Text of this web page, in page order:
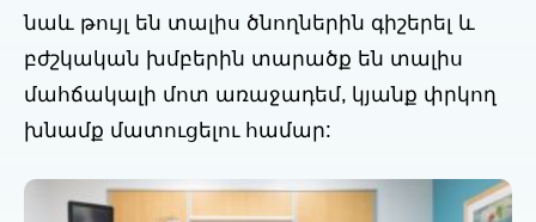
նաև թույլ են տալիս ծնողներին գիշերել և
բժշկական խմբերին տարածք են տալիս
մահճակալի մոտ առաջադեմ, կյանք փրկող
խնամք մատուցելու համար: